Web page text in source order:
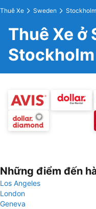
Thuê Xe Sweden Stockholm
Thuê Xe ở
Những điểm đến
Los Angeles
London
Geneva